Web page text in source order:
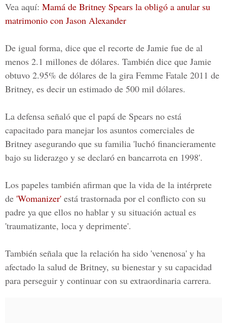
Vea aquí: Mamá de Britney Spears la obligó a anular su
matrimonio con Jason Alexander
De igual forma, dice que el recorte de Jamie fue de al
menos 2.1 millones de dólares. También dice que Jamie
obtuvo 2.95% de dólares de la gira Femme Fatale 2011 de
Britney, es decir un estimado de 500 mil dólares.
La defensa señaló que el papá de Spears no está
capacitado para manejar los asuntos comerciales de
Britney asegurando que su familia 'luchó financieramente
bajo su liderazgo y se declaró en bancarrota en 1998'.
Los papeles también afirman que la vida de la intérprete
de 'Womanizer' está trastornada por el conflicto con su
padre ya que ellos no hablar y su situación actual es
'traumatizante, loca y deprimente'.
También señala que la relación ha sido 'venenosa' y ha
afectado la salud de Britney, su bienestar y su capacidad
para perseguir y continuar con su extraordinaria carrera.